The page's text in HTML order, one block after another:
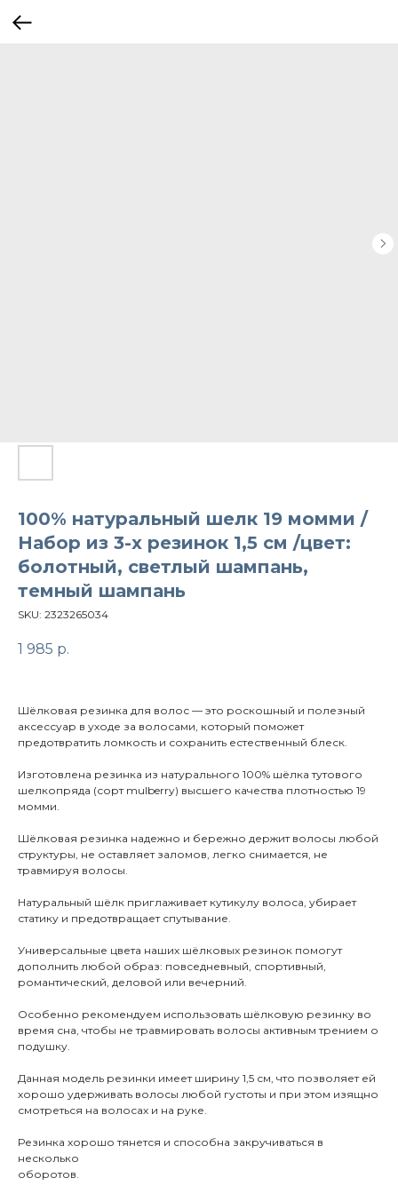
100% натуральный шелк 19 момми /
Набор из 3-х резинок 1,5 см /цвет:
болотный, светлый шампань,
темный шампань
SKU: 2323265034
1 985 р.
Шёлковая резинка для волос — это роскошный и полезный
аксессуар в уходе за волосами, который поможет
предотвратить ломкость и сохранить естественный блеск.
Изготовлена резинка из натурального 100% шёлка тутового
шелкопряда (сорт mulberry) высшего качества плотностью 19
момми.
Шёлковая резинка надежно и бережно держит волосы любой
структуры, не оставляет заломов, легко снимается, не
травмируя волосы.
Натуральный шёлк приглаживает кутикулу волоса, убирает
статику и предотвращает спутывание.
Универсальные цвета наших шёлковых резинок помогут
дополнить любой образ: повседневный, спортивный,
романтический, деловой или вечерний.
Особенно рекомендуем использовать шёлковую резинку во
время сна, чтобы не травмировать волосы активным трением о
подушку.
Данная модель резинки имеет ширину 1,5 см, что позволяет ей
хорошо удерживать волосы любой густоты и при этом изящно
смотреться на волосах и на руке.
Резинка хорошо тянется и способна закручиваться в
несколько
оборотов.